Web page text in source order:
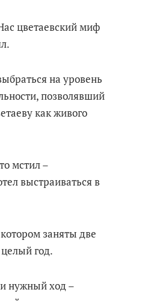
цветаевский миф
на уровень
позволявший
как живого
мстил –
выстраиваться в
заняты две
год.
нужный ход –